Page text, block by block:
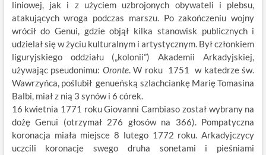
liniowej, jak i z użyciem uzbrojonych obywateli i plebsu,
atakujących wroga podczas marszu. Po zakończeniu wojny
wrócił do Genui, gdzie objął kilka stanowisk publicznych i
udzielał się w życiu kulturalnym i artystycznym. Był członkiem
liguryjskiego oddziału („kolonii”) Akademii Arkadyjskiej,
używając pseudonimu: Oronte. W roku 1751 w katedrze św.
Wawrzyńca, poślubił genueńską szlachciankę Marię Tomasina
Balbi, miał z nią 3 synów i 6 córek.
16 kwietnia 1771 roku Giovanni Cambiaso został wybrany na
dożę Genui (otrzymał 276 głosów na 366). Pompatyczna
koronacja miała miejsce 8 lutego 1772 roku. Arkadyjczycy
uczcili koronacje swego druha sonetami i pieśniami